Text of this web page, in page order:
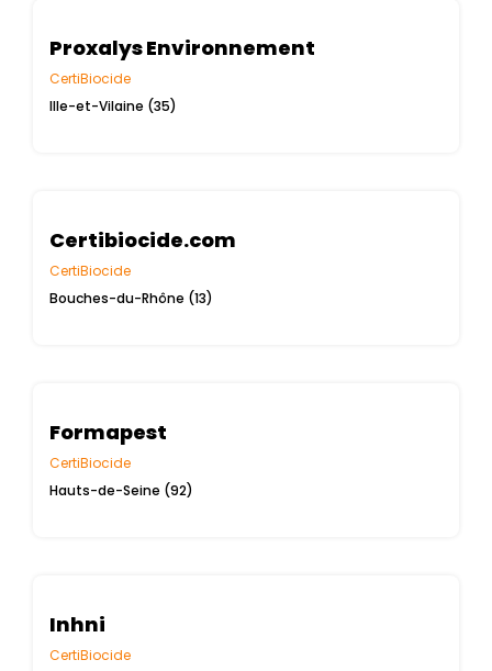
Proxalys Environnement
CertiBiocide
Ille-et-Vilaine (35)
Certibiocide.com
CertiBiocide
Bouches-du-Rhône (13)
Formapest
CertiBiocide
Hauts-de-Seine (92)
Inhni
CertiBiocide